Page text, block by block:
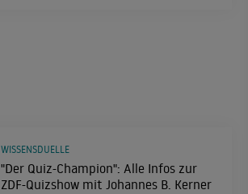
"Der Quiz-Champion": Alle Infos zur
ZDF-Quizshow mit Johannes B. Kerner
WISSENSDUELLE